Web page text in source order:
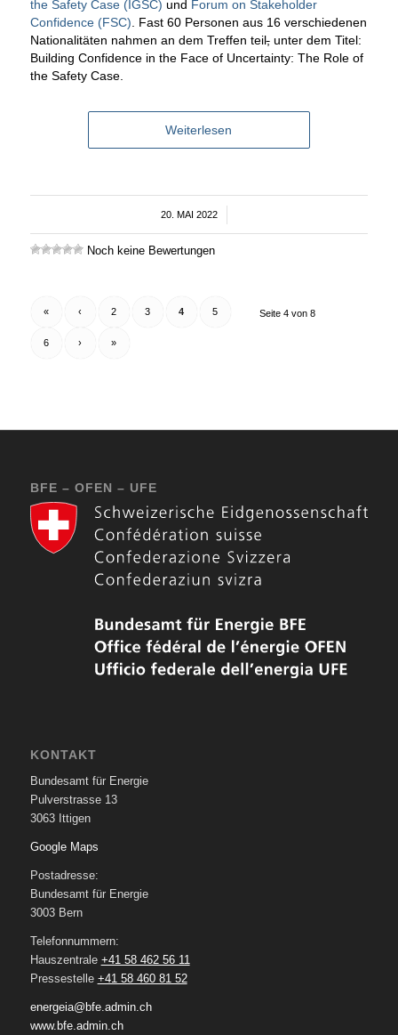
the Safety Case (IGSC) und Forum on Stakeholder
Confidence (FSC) . Fast 60 Personen aus 16 verschiedenen
Nationalitäten nahmen an dem Treffen teil,unter dem Titel:
Building Confidence in the Face of Uncertainty: The Role of
the Safety Case.
Weiterlesen
20. MAI 2022
/
Noch keine Bewertungen
Seite 4 von 8
« ‹ 2 3 4 5
6 › »
BFE – OFEN – UFE
KONTAKT
Bundesamt für Energie
Pulverstrasse 13
3063 Ittigen
Google Maps
Postadresse:
Bundesamt für Energie
3003 Bern
Telefonnummern:
Hauszentrale +41 58 462 56 11
Pressestelle +41 58 460 81 52
energeia@bfe.admin.ch
www.bfe.admin.ch